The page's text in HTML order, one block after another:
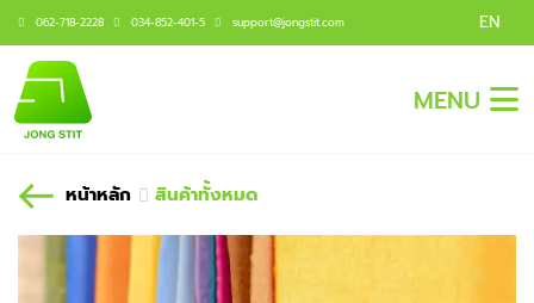
062-718-2228 034-852-401-5 support@jongstit.com EN
MENU
หน้าหลัก สินค้าทั้งหมด